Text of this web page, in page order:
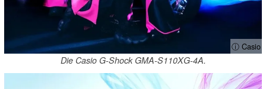
ⓘ Casio
Die Casio G-Shock GMA-S110XG-4A.